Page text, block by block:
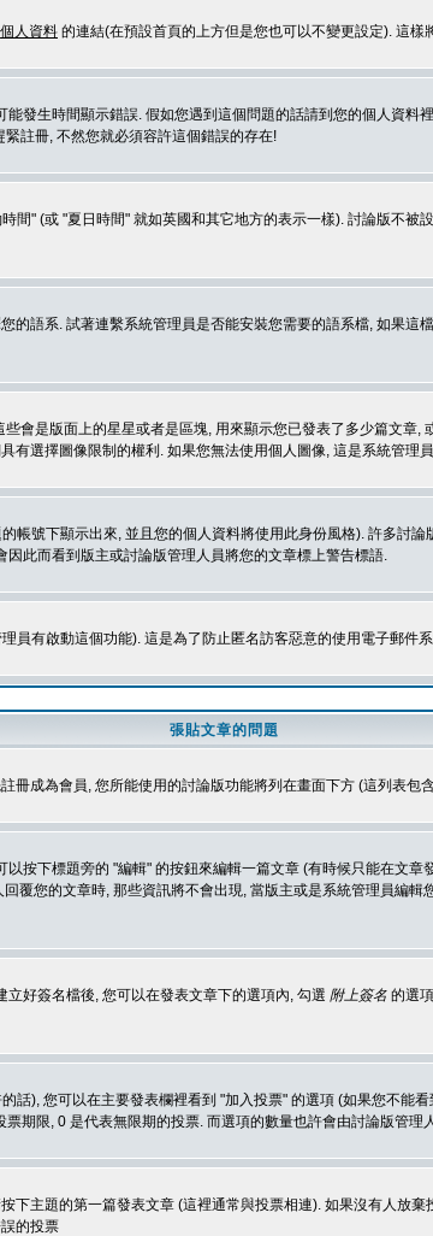
個人資料 的連結(在預設首頁的上方但是您也可以不變更設定). 這樣
發生時間顯示錯誤. 假如您遇到這個問題的話請到您的個人資
註冊, 不然您就必須容許這個錯誤的存在!
間" (或 "夏日時間" 就如英國和其它地方的表示一樣). 討論版不
語系. 試著連繫系統管理員是否能安裝您需要的語系檔, 如果
會是版面上的星星或者是區塊, 用來顯示您已發表了多少篇文章
選擇圖像限制的權利. 如果您無法使用個人圖像, 這是系統管
號下顯示出來, 並且您的個人資料將使用此身份風格). 許多討
此而看到版主或討論版管理人員將您的文章標上警告標語.
員有啟動這個功能). 這是為了防止匿名訪客惡意的使用電子郵件
張貼文章的問題
冊成為會員, 您所能使用的討論版功能將列在畫面下方 (這列表包
按下標題旁的 "編輯" 的按鈕來編輯一篇文章 (有時候只能在文
覆您的文章時, 那些資訊將不會出現, 當版主或是系統管理員編
好簽名檔後, 您可以在發表文章下的選項內, 勾選 附上簽名 的選
話), 您可以在主要發表欄裡看到 "加入投票" 的選項 (如果您不能
期限, 0 是代表無限期的投票. 而選項的數量也許會由討論版管理
主題的第一篇發表文章 (這裡通常與投票相連). 如果沒有人放
的投票